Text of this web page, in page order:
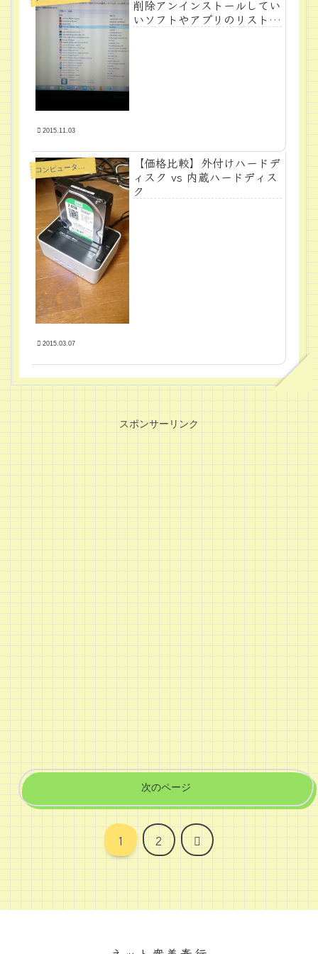
削除アンインストールしてい
いソフトやアプリのリストま
2015.11.03
コ ンピュータ周辺機器
【価格比較】外付けハードデ
ィスク vs 内蔵ハードディス
ク
2015.03.07
スポンサーリンク
次のページ
1 2
次